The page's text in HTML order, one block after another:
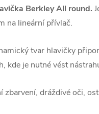
Berkley All round.
na lineární přívlač.
tvar hlavičky
kde je nutné vést
zbarvení, dráždivé oči,